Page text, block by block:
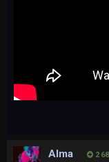
Alma 2